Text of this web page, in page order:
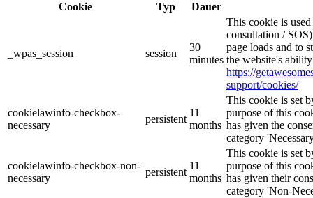
Cookie
Typ Dauer
_wpas_session session
30
minutes
This cookie is
consultation /
page loads and to
the website's
https://
support/cookies/
cookielawinfo-checkbox-
necessary
persistent
11
months
This cookie is set
purpose of this
has given the
category
cookielawinfo-checkbox-non-
necessary
persistent
11
months
This cookie is set
purpose of this
has given their
category 'Non-